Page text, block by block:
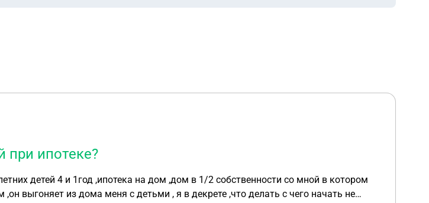
при ипотеке?
детей 4 и 1год ,ипотека на дом ,дом в 1/2 собственности со мной в котором
выгоняет из дома меня с детьми , я в декрете ,что делать с чего начать не